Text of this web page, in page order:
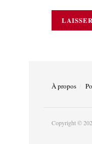
À propos
Copyright ©